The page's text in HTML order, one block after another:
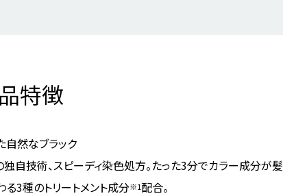
特徴
自然なブラック
独自技術、スピーディ染色処方。たった3分でカラー成分が髪
る3種のトリートメント成分※1配合。